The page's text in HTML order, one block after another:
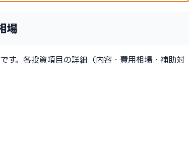
場
す。各投資項目の詳細（内容・費用相場・補助対